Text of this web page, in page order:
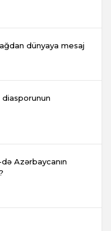
dünyaya mesaj
diasporunun
Azərbaycanın